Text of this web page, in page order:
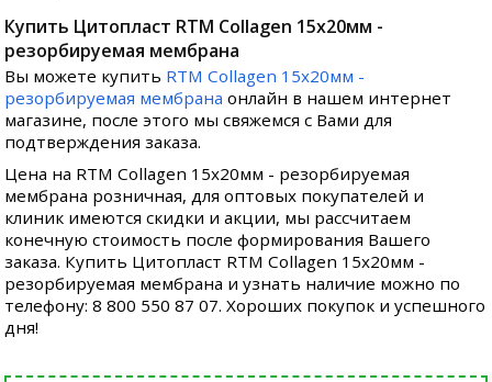
Купить Цитопласт RTM Collagen 15х20мм -
резорбируемая мембрана
Вы можете купить RTM Collagen 15х20мм -
резорбируемая мембрана онлайн в нашем интернет
магазине, после этого мы свяжемся с Вами для
подтверждения заказа.
Цена на RTM Collagen 15х20мм - резорбируемая
мембрана розничная, для оптовых покупателей и
клиник имеются скидки и акции, мы рассчитаем
конечную стоимость после формирования Вашего
заказа. Купить Цитопласт RTM Collagen 15х20мм -
резорбируемая мембрана и узнать наличие можно по
телефону: 8 800 550 87 07. Хороших покупок и успешного
дня!